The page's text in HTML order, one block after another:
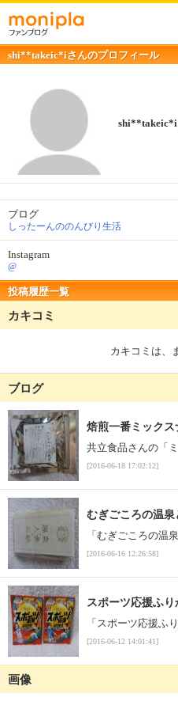
shi**takeic*iさんのプロフィール
shi**takeic*i
ブログ
しったーんののんびり生活
Instagram
@
投稿履歴一覧
カキコミ
カキコミは、
ブログ
焙煎一番ミックス
共立食品さんの「
[2016-06-18 17:02:12]
むぎごころの温
「むぎごころの温
[2016-06-16 12:26:58]
スポーツ応援ふり
「スポーツ応援ふ
[2016-06-12 14:01:41]
画像